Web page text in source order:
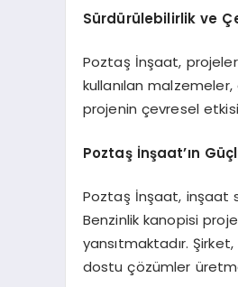
Sürdürülebilirlik ve
Poztaş İnşaat,
kullanılan
projenin çevresel
Poztaş İnşaat’ın
Poztaş İnşaat, inşaat
Benzinlik kanopisi
yansıtmaktadır.
dostu çözümler